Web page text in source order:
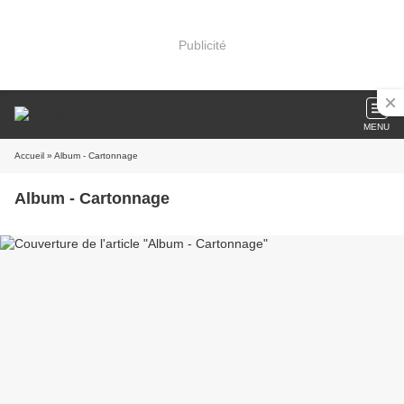
Publicité
MENU
Accueil » Album - Cartonnage
Album - Cartonnage